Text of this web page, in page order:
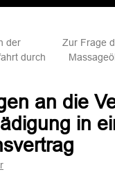
der
durch
Zur Frage
an die
in